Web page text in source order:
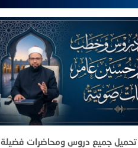
جميع دروس ومحاضرات فضيلة